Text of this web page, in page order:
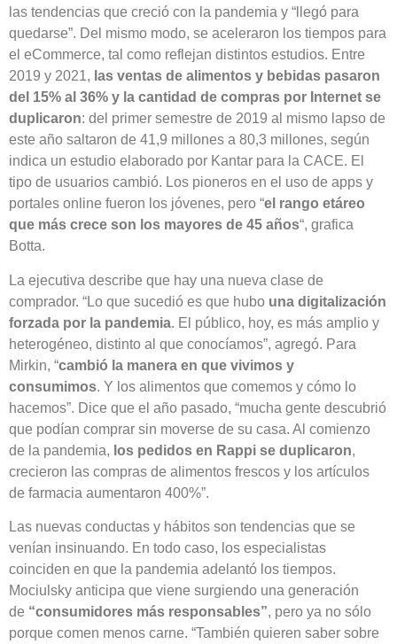
las tendencias que creció con la pandemia y “llegó para
quedarse”. Del mismo modo, se aceleraron los tiempos para
el eCommerce, tal como reflejan distintos estudios. Entre
2019 y 2021, las ventas de alimentos y bebidas pasaron
del 15% al 36% y la cantidad de compras por Internet se
duplicaron: del primer semestre de 2019 al mismo lapso de
este año saltaron de 41,9 millones a 80,3 millones, según
indica un estudio elaborado por Kantar para la CACE. El
tipo de usuarios cambió. Los pioneros en el uso de apps y
portales online fueron los jóvenes, pero “el rango etáreo
que más crece son los mayores de 45 años“, grafica
Botta.
La ejecutiva describe que hay una nueva clase de
comprador. “Lo que sucedió es que hubo una digitalización
forzada por la pandemia. El público, hoy, es más amplio y
heterogéneo, distinto al que conocíamos”, agregó. Para
Mirkin, “cambió la manera en que vivimos y
consumimos. Y los alimentos que comemos y cómo lo
hacemos”. Dice que el año pasado, “mucha gente descubrió
que podían comprar sin moverse de su casa. Al comienzo
de la pandemia, los pedidos en Rappi se duplicaron,
crecieron las compras de alimentos frescos y los artículos
de farmacia aumentaron 400%”.
Las nuevas conductas y hábitos son tendencias que se
venían insinuando. En todo caso, los especialistas
coinciden en que la pandemia adelantó los tiempos.
Mociulsky anticipa que viene surgiendo una generación
de “consumidores más responsables”, pero ya no sólo
porque comen menos carne. “También quieren saber sobre